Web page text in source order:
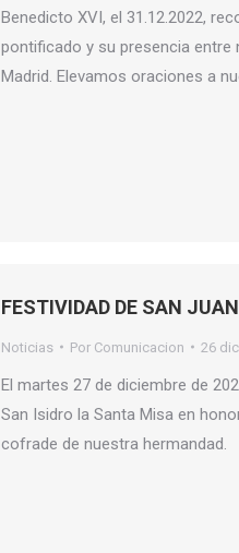
Benedicto XVI, el 31.12.2022,
pontificado y su presencia entre
Madrid. Elevamos oraciones a
FESTIVIDAD DE SAN
Noticias Por Comunicacion 26
El martes 27 de diciembre de
San Isidro la Santa Misa en
cofrade de nuestra hermandad.